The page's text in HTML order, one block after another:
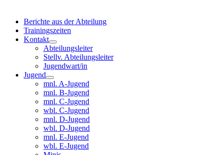
Berichte aus der Abteilung
Trainingszeiten
Kontakt
Abteilungsleiter
Stellv. Abteilungsleiter
Jugendwart/in
Jugend
mnl. A-Jugend
mnl. B-Jugend
mnl. C-Jugend
wbl. C-Jugend
mnl. D-Jugend
wbl. D-Jugend
mnl. E-Jugend
wbl. E-Jugend